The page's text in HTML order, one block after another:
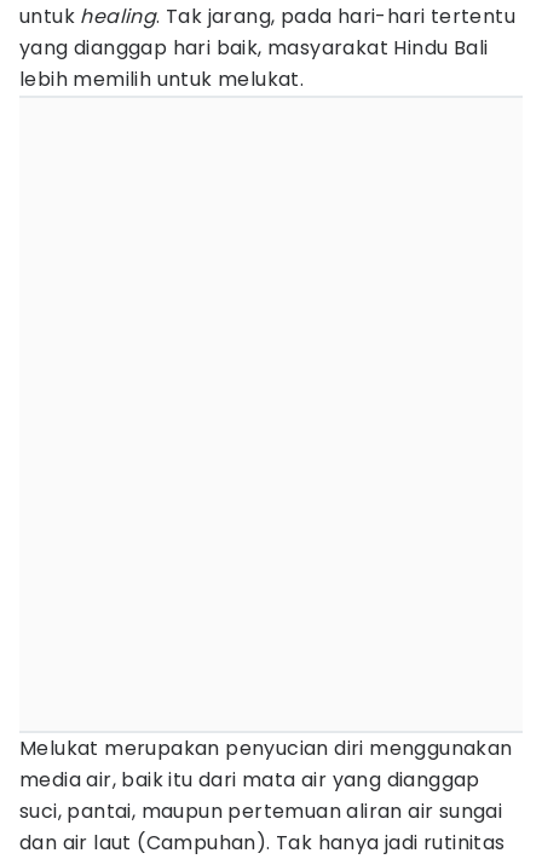
untuk healing. Tak jarang, pada hari-hari tertentu
yang dianggap hari baik, masyarakat Hindu Bali
lebih memilih untuk melukat.
Melukat merupakan penyucian diri menggunakan
media air, baik itu dari mata air yang dianggap
suci, pantai, maupun pertemuan aliran air sungai
dan air laut (Campuhan). Tak hanya jadi rutinitas